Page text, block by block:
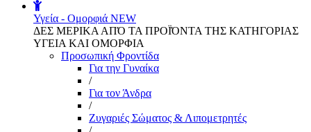
Υγεία - Ομορφιά NEW
ΔΕΣ ΜΕΡΙΚΑ ΑΠΌ ΤΑ ΠΡΟΪΌΝΤΑ ΤΗΣ ΚΑΤΗΓΟΡΙΑΣ
ΥΓΕΙΑ ΚΑΙ ΟΜΟΡΦΙΑ
Προσωπική Φροντίδα
Για την Γυναίκα
/
Για τον Άνδρα
/
Ζυγαριές Σώματος & Λιπομετρητές